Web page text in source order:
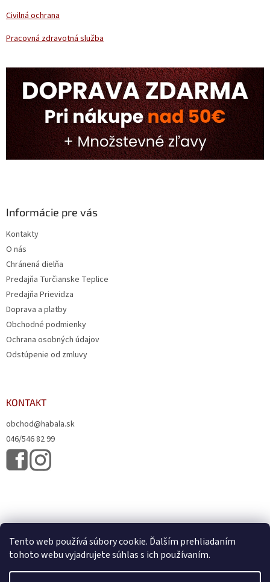
Tento web používá súbory cookie. Ďalším prehliadaním
tohoto webu vyjadrujete súhlas s ich používaním.
Civilná ochrana
Pracovná zdravotná služba
Informácie pre vás
Kontakty
O nás
Chránená dielňa
Predajňa Turčianske Teplice
Predajňa Prievidza
Doprava a platby
Obchodné podmienky
Ochrana osobných údajov
Odstúpenie od zmluvy
KONTAKT
obchod@habala.sk
046/546 82 99